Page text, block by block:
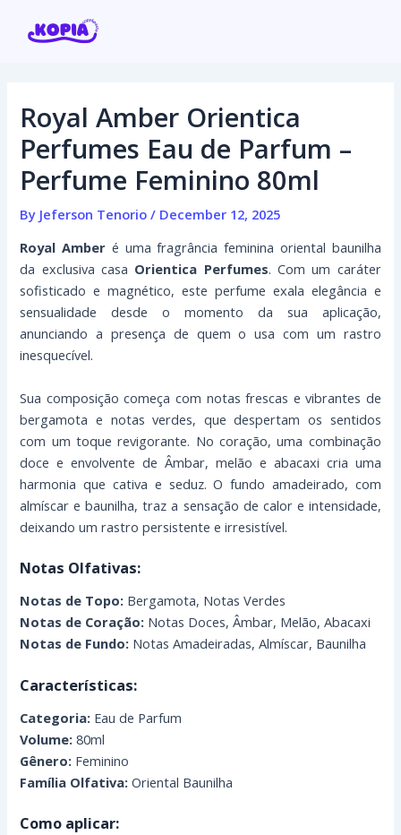
Home
Affiliate program
Contact us
Login / Register
Royal Amber Orientica
Perfumes Eau de Parfum –
Perfume Feminino 80ml
By Jeferson Tenorio/ December 12, 2025
Royal Amber é uma fragrância feminina oriental baunilha
da exclusiva casa Orientica Perfumes. Com um caráter
sofisticado e magnético, este perfume exala elegância e
sensualidade desde o momento da sua aplicação,
anunciando a presença de quem o usa com um rastro
inesquecível.
Sua composição começa com notas frescas e vibrantes de
bergamota e notas verdes, que despertam os sentidos
com um toque revigorante. No coração, uma combinação
doce e envolvente de Âmbar, melão e abacaxi cria uma
harmonia que cativa e seduz. O fundo amadeirado, com
almíscar e baunilha, traz a sensação de calor e intensidade,
deixando um rastro persistente e irresistível.
Notas Olfativas:
Notas de Topo: Bergamota, Notas Verdes
Notas de Coração: Notas Doces, Âmbar, Melão, Abacaxi
Notas de Fundo: Notas Amadeiradas, Almíscar, Baunilha
Características:
Categoria: Eau de Parfum
Volume: 80ml
Gênero: Feminino
Família Olfativa: Oriental Baunilha
Como aplicar:
navigation